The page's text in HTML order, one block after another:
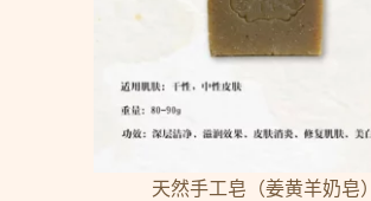
天然手工皂（姜黄羊奶皂）